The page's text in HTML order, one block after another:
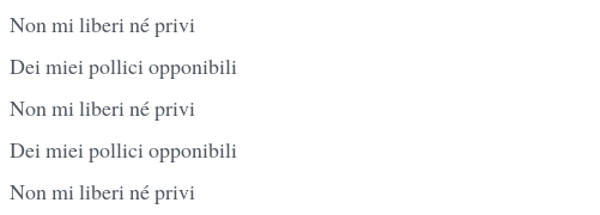
Non mi liberi né privi
Dei miei pollici opponibili
Non mi liberi né privi
Dei miei pollici opponibili
Non mi liberi né privi